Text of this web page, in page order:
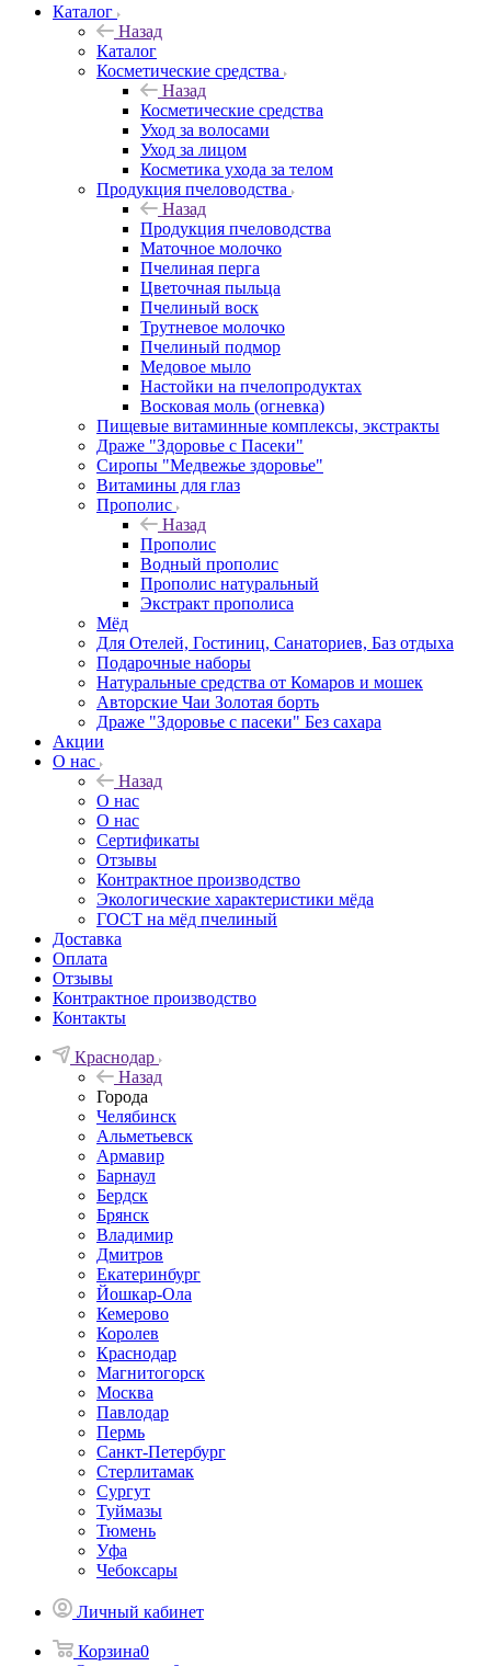
Каталог
Назад
Каталог
Косметические средства
Назад
Косметические средства
Уход за волосами
Уход за лицом
Косметика ухода за телом
Продукция пчеловодства
Назад
Продукция пчеловодства
Маточное молочко
Пчелиная перга
Цветочная пыльца
Пчелиный воск
Трутневое молочко
Пчелиный подмор
Медовое мыло
Настойки на пчелопродуктах
Восковая моль (огневка)
Пищевые витаминные комплексы, экстракты
Драже "Здоровье с Пасеки"
Сиропы "Медвежье здоровье"
Витамины для глаз
Прополис
Назад
Прополис
Водный прополис
Прополис натуральный
Экстракт прополиса
Мёд
Для Отелей, Гостиниц, Санаториев, Баз отдыха
Подарочные наборы
Натуральные средства от Комаров и мошек
Авторские Чаи Золотая борть
Драже "Здоровье с пасеки" Без сахара
Акции
О нас
Назад
О нас
О нас
Сертификаты
Отзывы
Контрактное производство
Экологические характеристики мёда
ГОСТ на мёд пчелиный
Доставка
Оплата
Отзывы
Контрактное производство
Контакты
Краснодар
Назад
Города
Челябинск
Альметьевск
Армавир
Барнаул
Бердск
Брянск
Владимир
Дмитров
Екатеринбург
Йошкар-Ола
Кемерово
Королев
Краснодар
Магнитогорск
Москва
Павлодар
Пермь
Санкт-Петербург
Стерлитамак
Сургут
Туймазы
Тюмень
Уфа
Чебоксары
Личный кабинет
Корзина0